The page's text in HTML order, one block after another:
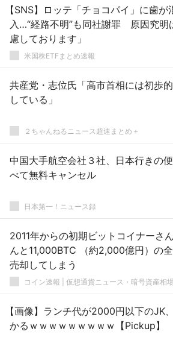
【SNS】ロッテ「チョコパイ」に歯が
入…“経路不明”も同社謝罪 原因究明
慮しております」
米国株ETFまとめ速報
共産党・志位氏「高市首相には初歩
している」
２ちゃんねるニュース超速まとめ＋
中国大手航空会社３社、日本行きの
べて無料キャンセル
日本第一！ニュース録
2011年からの初期ビットコイナーさ
んと11,000BTC （約2,000億円）の
売却してしまう
【画像】ランチ代が2000円以下のJK
かるｗｗｗｗｗｗｗｗｗ【Pickup】